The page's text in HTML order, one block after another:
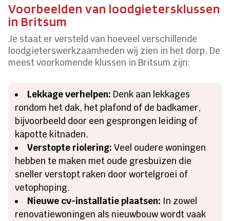
Voorbeelden van loodgietersklussen
in Britsum
Je staat er versteld van hoeveel verschillende
loodgieterswerkzaamheden wij zien in het dorp. De
meest voorkomende klussen in Britsum zijn:
Lekkage verhelpen: Denk aan lekkages
rondom het dak, het plafond of de badkamer,
bijvoorbeeld door een gesprongen leiding of
kapotte kitnaden.
Verstopte riolering: Veel oudere woningen
hebben te maken met oude gresbuizen die
sneller verstopt raken door wortelgroei of
vetophoping.
Nieuwe cv-installatie plaatsen: In zowel
renovatiewoningen als nieuwbouw wordt vaak